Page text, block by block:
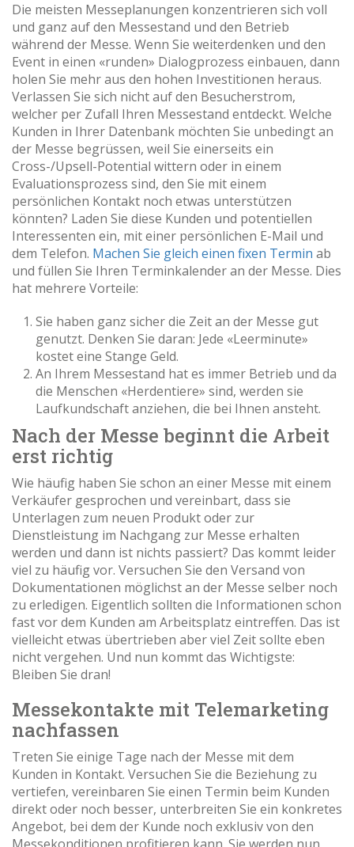
Die meisten Messeplanungen konzentrieren sich voll
und ganz auf den Messestand und den Betrieb
während der Messe. Wenn Sie weiterdenken und den
Event in einen «runden» Dialogprozess einbauen, dann
holen Sie mehr aus den hohen Investitionen heraus.
Verlassen Sie sich nicht auf den Besucherstrom,
welcher per Zufall Ihren Messestand entdeckt. Welche
Kunden in Ihrer Datenbank möchten Sie unbedingt an
der Messe begrüssen, weil Sie einerseits ein
Cross-/Upsell-Potential wittern oder in einem
Evaluationsprozess sind, den Sie mit einem
persönlichen Kontakt noch etwas unterstützen
könnten? Laden Sie diese Kunden und potentiellen
Interessenten ein, mit einer persönlichen E-Mail und
dem Telefon. Machen Sie gleich einen fixen Termin ab
und füllen Sie Ihren Terminkalender an der Messe. Dies
hat mehrere Vorteile:
Sie haben ganz sicher die Zeit an der Messe gut
genutzt. Denken Sie daran: Jede «Leerminute»
kostet eine Stange Geld.
An Ihrem Messestand hat es immer Betrieb und da
die Menschen «Herdentiere» sind, werden sie
Laufkundschaft anziehen, die bei Ihnen ansteht.
Nach der Messe beginnt die Arbeit
erst richtig
Wie häufig haben Sie schon an einer Messe mit einem
Verkäufer gesprochen und vereinbart, dass sie
Unterlagen zum neuen Produkt oder zur
Dienstleistung im Nachgang zur Messe erhalten
werden und dann ist nichts passiert? Das kommt leider
viel zu häufig vor. Versuchen Sie den Versand von
Dokumentationen möglichst an der Messe selber noch
zu erledigen. Eigentlich sollten die Informationen schon
fast vor dem Kunden am Arbeitsplatz eintreffen. Das ist
vielleicht etwas übertrieben aber viel Zeit sollte eben
nicht vergehen. Und nun kommt das Wichtigste:
Bleiben Sie dran!
Messekontakte mit Telemarketing
nachfassen
Treten Sie einige Tage nach der Messe mit dem
Kunden in Kontakt. Versuchen Sie die Beziehung zu
vertiefen, vereinbaren Sie einen Termin beim Kunden
direkt oder noch besser, unterbreiten Sie ein konkretes
Angebot, bei dem der Kunde noch exklusiv von den